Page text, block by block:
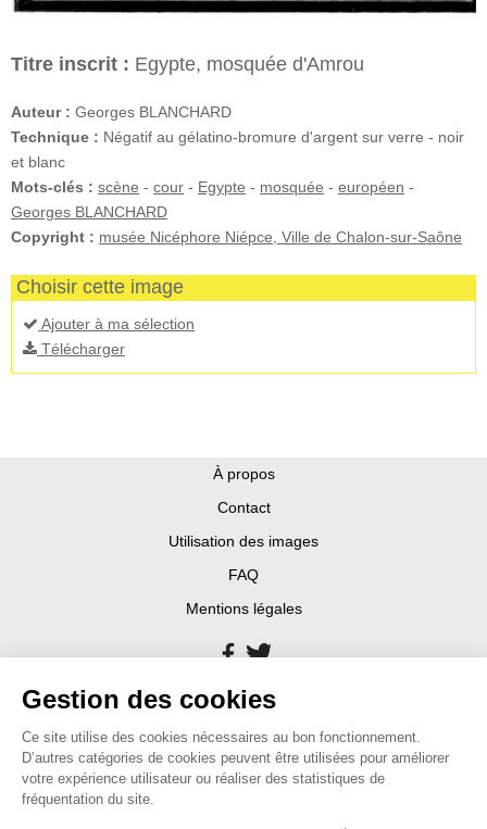
Titre inscrit : Egypte, mosquée d'Amrou
Auteur : Georges BLANCHARD
Technique : Négatif au gélatino-bromure d'argent sur verre - noir
et blanc
Mots-clés : scène - cour - Egypte - mosquée - européen -
Georges BLANCHARD
Copyright : musée Nicéphore Niépce, Ville de Chalon-sur-Saône
Choisir cette image
Ajouter à ma sélection
Télécharger
À propos
Contact
Utilisation des images
FAQ
Mentions légales
Gestion des cookies
Ce site utilise des cookies nécessaires au bon fonctionnement.
D’autres catégories de cookies peuvent être utilisées pour améliorer
votre expérience utilisateur ou réaliser des statistiques de
fréquentation du site.